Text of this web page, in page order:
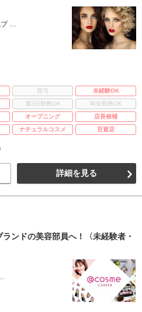
ブ …
賞与
未経験OK
週3日勤務OK
時短勤務OK
オープニング
店長候補
ナチュラルコスメ 百貨店
詳細を見る
ンドの美容部員へ！〈未経験者・